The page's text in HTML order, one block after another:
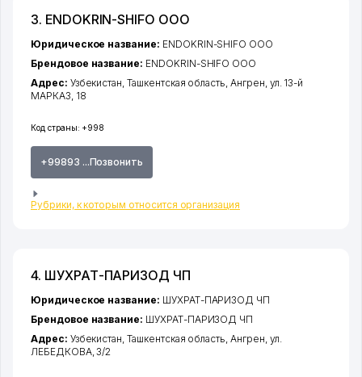
3. ENDOKRIN-SHIFO ООО
Код страны: +998
+99893 ...Позвонить
Рубрики, к которым относится организация
Юридическое название: ENDOKRIN-SHIFO ООО
Брендовое название: ENDOKRIN-SHIFO ООО
Адрес: Узбекистан,Ташкентская область,Ангрен, ул. 13-й
МАРКАЗ, 18
4. ШУХРАТ-ПАРИЗОД ЧП
Юридическое название: ШУХРАТ-ПАРИЗОД ЧП
Брендовое название: ШУХРАТ-ПАРИЗОД ЧП
Адрес: Узбекистан,Ташкентская область ,Ангрен ул.
ЛЕБЕДКОВА, 3/2